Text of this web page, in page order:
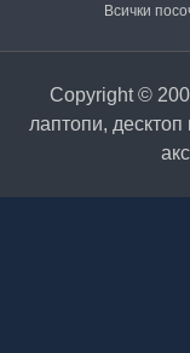
Всички
Copyright ©
лаптопи,